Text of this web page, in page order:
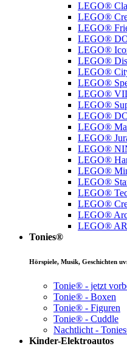
LEGO®
LEGO®
LEGO®
LEGO®
LEGO®
LEGO®
LEGO®
LEGO®
LEGO®
LEGO®
LEGO®
LEGO®
LEGO®
LEGO®
LEGO®
LEGO®
LEGO®
LEGO®
LEGO®
LEGO®
LEGO®
Tonies®
Hörspiele, Musik, Geschichten
Tonie® - jetzt
Tonie® - Boxen
Tonie® - Figuren
Tonie® - Cuddle
Nachtlicht -
Kinder-Elektroautos